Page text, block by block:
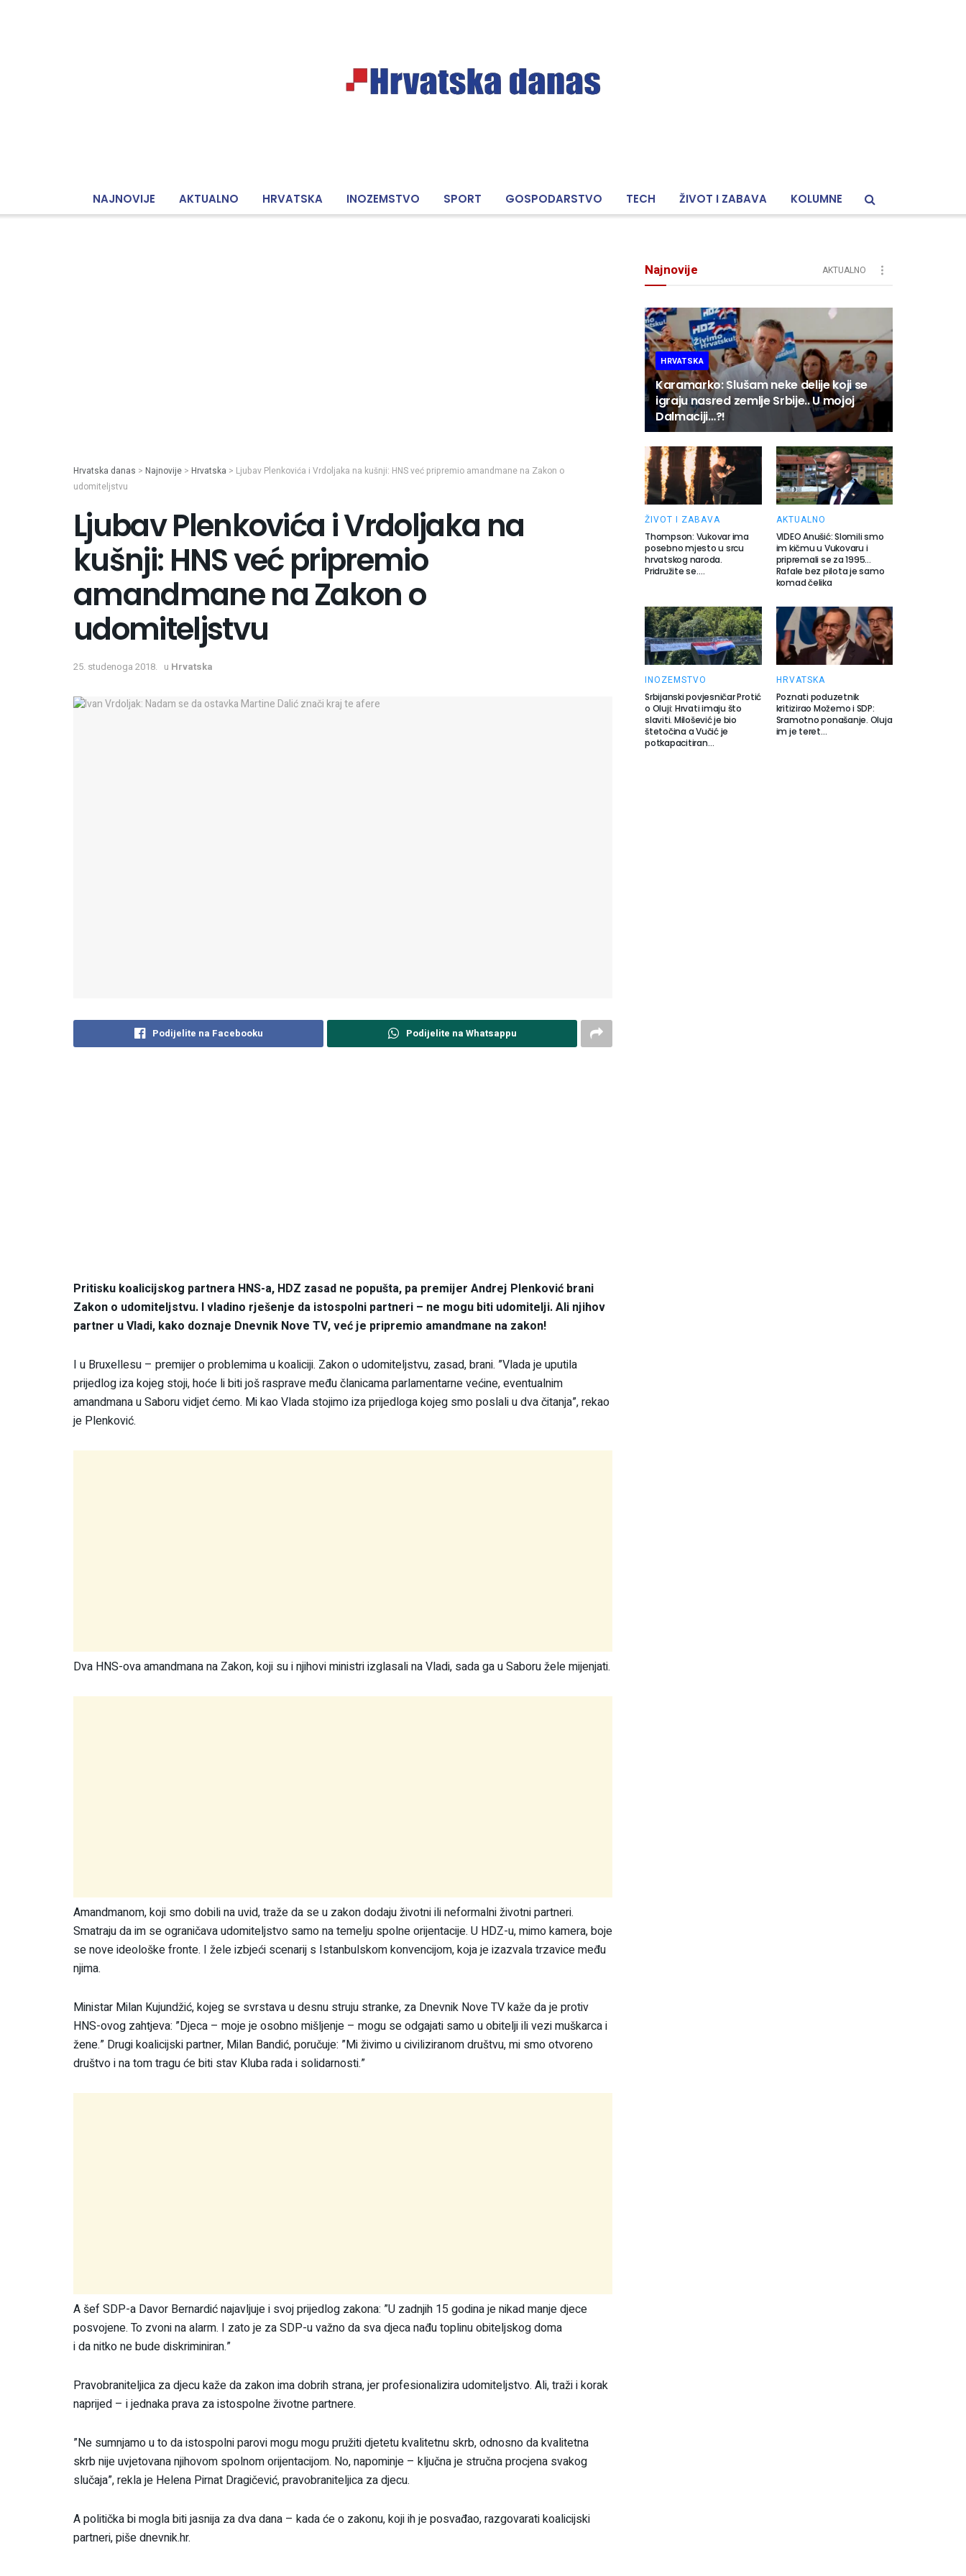
NAJNOVIJE AKTUALNO HRVATSKA INOZEMSTVO SPORT GOSPODARSTVO TECH ŽIVOT I ZABAVA KOLUMNE
Hrvatska danas > Najnovije > Hrvatska > Ljubav Plenkovića i Vrdoljaka na kušnji: HNS već pripremio amandmane na Zakon o
udomiteljstvu
Ljubav Plenkovića i Vrdoljaka na
kušnji: HNS već pripremio
amandmane na Zakon o
udomiteljstvu
25. studenoga 2018. u Hrvatska
Podijelite na Facebooku Podijelite na Whatsappu
Pritisku koalicijskog partnera HNS-a, HDZ zasad ne popušta, pa premijer Andrej Plenković brani
Zakon o udomiteljstvu. I vladino rješenje da istospolni partneri – ne mogu biti udomitelji. Ali njihov
partner u Vladi, kako doznaje Dnevnik Nove TV, već je pripremio amandmane na zakon!
I u Bruxellesu – premijer o problemima u koaliciji. Zakon o udomiteljstvu, zasad, brani. ”Vlada je uputila
prijedlog iza kojeg stoji, hoće li biti još rasprave među članicama parlamentarne većine, eventualnim
amandmana u Saboru vidjet ćemo. Mi kao Vlada stojimo iza prijedloga kojeg smo poslali u dva čitanja”, rekao
je Plenković.
Dva HNS-ova amandmana na Zakon, koji su i njihovi ministri izglasali na Vladi, sada ga u Saboru žele mijenjati.
Amandmanom, koji smo dobili na uvid, traže da se u zakon dodaju životni ili neformalni životni partneri.
Smatraju da im se ograničava udomiteljstvo samo na temelju spolne orijentacije. U HDZ-u, mimo kamera, boje
se nove ideološke fronte. I žele izbjeći scenarij s Istanbulskom konvencijom, koja je izazvala trzavice među
njima.
Ministar Milan Kujundžić, kojeg se svrstava u desnu struju stranke, za Dnevnik Nove TV kaže da je protiv
HNS-ovog zahtjeva: ”Djeca – moje je osobno mišljenje – mogu se odgajati samo u obitelji ili vezi muškarca i
žene.” Drugi koalicijski partner, Milan Bandić, poručuje: ”Mi živimo u civiliziranom društvu, mi smo otvoreno
društvo i na tom tragu će biti stav Kluba rada i solidarnosti.”
A šef SDP-a Davor Bernardić najavljuje i svoj prijedlog zakona: ”U zadnjih 15 godina je nikad manje djece
posvojene. To zvoni na alarm. I zato je za SDP-u važno da sva djeca nađu toplinu obiteljskog doma
i da nitko ne bude diskriminiran.”
Pravobraniteljica za djecu kaže da zakon ima dobrih strana, jer profesionalizira udomiteljstvo. Ali, traži i korak
naprijed – i jednaka prava za istospolne životne partnere.
”Ne sumnjamo u to da istospolni parovi mogu mogu pružiti djetetu kvalitetnu skrb, odnosno da kvalitetna
skrb nije uvjetovana njihovom spolnom orijentacijom. No, napominje – ključna je stručna procjena svakog
slučaja”, rekla je Helena Pirnat Dragičević, pravobraniteljica za djecu.
A politička bi mogla biti jasnija za dva dana – kada će o zakonu, koji ih je posvađao, razgovarati koalicijski
partneri, piše dnevnik.hr.
Najnovije AKTUALNO
HRVATSKA
Karamarko: Slušam neke delije koji se
igraju nasred zemlje Srbije.. U mojoj
Dalmaciji…?!
ŽIVOT I ZABAVA
Thompson: Vukovar ima
posebno mjesto u srcu
hrvatskog naroda.
Pridružite se….
AKTUALNO
VIDEO Anušić: Slomili smo
im kičmu u Vukovaru i
pripremali se za 1995…
Rafale bez pilota je samo
komad čelika
INOZEMSTVO
Srbijanski povjesničar Protić
o Oluji: Hrvati imaju što
slaviti. Milošević je bio
štetočina a Vučić je
potkapacitiran…
HRVATSKA
Poznati poduzetnik
kritizirao Možemo i SDP:
Sramotno ponašanje. Oluja
im je teret…